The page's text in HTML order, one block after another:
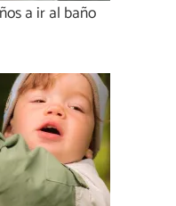
a ir al baño